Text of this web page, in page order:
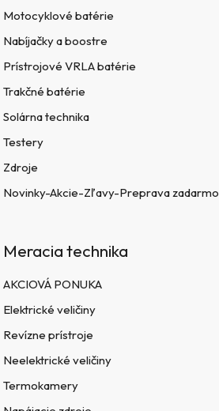
Motocyklové batérie
Nabíjačky a boostre
Prístrojové VRLA batérie
Trakčné batérie
Solárna technika
Testery
Zdroje
Novinky-Akcie-Zľavy-Preprava zadarmo
Meracia technika
AKCIOVÁ PONUKA
Elektrické veličiny
Revízne prístroje
Neelektrické veličiny
Termokamery